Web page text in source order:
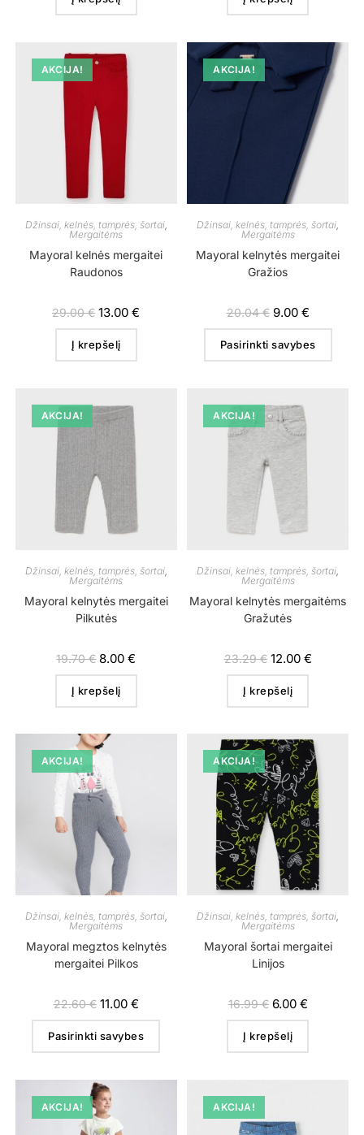
AKCIJA!
Džinsai, kelnės, tamprės, šortai,
Mergaitėms
Mayoral kelnės mergaitei
Raudonos
29.00€ 13.00€
Į krepšelį
AKCIJA!
Džinsai, kelnės, tamprės, šortai,
Mergaitėms
Mayoral kelnytės mergaitei
Gražios
20.04€ 9.00 €
Pasirinkti savybes
AKCIJA!
Džinsai, kelnės, tamprės, šortai,
Mergaitėms
Mayoral kelnytės mergaitei
Pilkutės
19.70€ 8.00€
Į krepšelį
AKCIJA!
Džinsai, kelnės, tamprės, šortai
Mergaitėms
Mayoral kelnytės mergaitėms
Gražutės
23.29€ 12.00 €
Į krepšelį
AKCIJA!
Džinsai, kelnės, tamprės, šortai,
Mergaitėms
Mayoral megztos kelnytės
mergaitei Pilkos
22.60€ 11.00 €
Pasirinkti savybes
AKCIJA!
Džinsai, kelnės, tamprės, šortai,
Mergaitėms
Mayoral šortai mergaitei
Linijos
16.99€ 6.00 €
Į krepšelį
AKCIJA! AKCIJA!